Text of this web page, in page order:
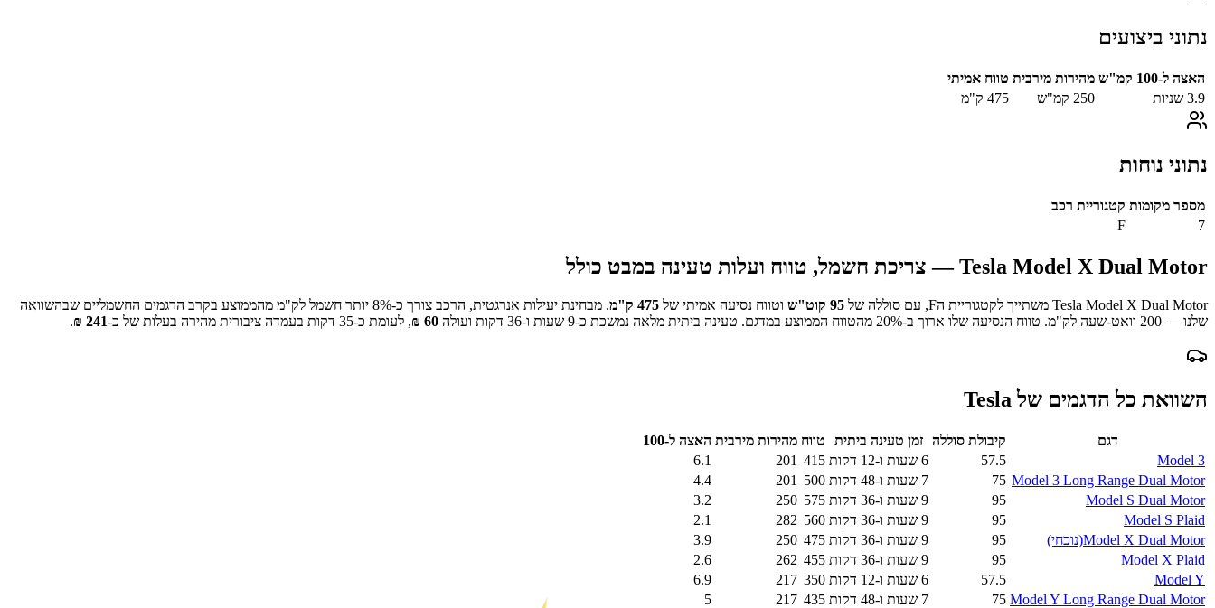
נתוני ביצועים
האצה ל-100 קמ"ש מהירות מירבית טווח אמיתי
3.9 שניות 250 קמ"ש 475 ק"מ
נתוני נוחות
מספר מקומות קטגוריית רכב
7
F
Tesla Model X Dual Motor— צריכת חשמל, טווח ועלות טעינה במבט כולל
Tesla Model X Dual Motor משתייך לקטגוריית הF, עם סוללה של 95 קוט"ש וטווח נסיעה אמיתי של 475 ק"מ. מבחינת יעילות אנרגטית, הרכב צורך כ- 8 % יותר חשמל לק"מ מהממוצע בקרב הדגמים החשמליים שבהשוואה
שלנו — 200 וואט-שעה לק"מ. טווח הנסיעה שלו ארוך ב- 20% מהטווח הממוצע במדגם. טעינה ביתית מלאה נמשכת כ-9 שעות ו-36 דקות ועולה 60
₪, לעומת כ-35 דקות בעמדה ציבורית מהירה בעלות של כ-241
₪
.
השוואת כל הדגמים של Tesla
דגם קיבולת סוללה זמן טעינה ביתית טווח מהירות מירבית האצה ל-100
Model 3
57.5 6 שעות ו-12 דקות 415
201
6.1
Model 3 Long Range Dual Motor
75 7 שעות ו-48 דקות 500
201
4.4
Model S Dual Motor
95 9 שעות ו-36 דקות 575
250
3.2
Model S Plaid
95 9 שעות ו-36 דקות 560
282
2.1
Model X Dual Motor(נוכחי) 95 9 שעות ו-36 דקות 475
250
3.9
Model X Plaid
95 9 שעות ו-36 דקות 455
262
2.6
Model Y
57.5 6 שעות ו-12 דקות 350
217
6.9
Model Y Long Range Dual Motor
75 7 שעות ו-48 דקות 435
217
5